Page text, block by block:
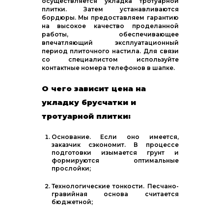
плитки. Затем устанавливаются
бордюры. Мы предоставляем гарантию
на высокое качество проделанной
работы, обеспечивающее
впечатляющий эксплуатационный
период плиточного настила. Для связи
со специалистом используйте
контактные номера телефонов в шапке.
О чего зависит цена на
укладку брусчатки и
тротуарной плитки:
Основание. Если оно имеется,
заказчик сэкономит. В процессе
подготовки изымается грунт и
формируются оптимальные
прослойки;
Технологические тонкости. Песчано-
гравийная основа считается
бюджетной;